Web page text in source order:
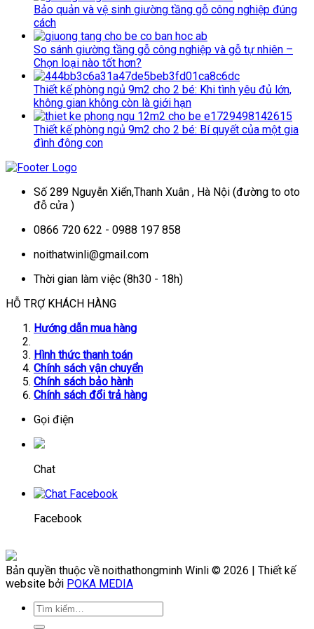
Bảo quản và vệ sinh giường tầng gỗ công nghiệp đúng
cách
So sánh giường tầng gỗ công nghiệp và gỗ tự nhiên –
Chọn loại nào tốt hơn?
Thiết kế phòng ngủ 9m2 cho 2 bé: Khi tình yêu đủ lớn,
không gian không còn là giới hạn
Thiết kế phòng ngủ 9m2 cho 2 bé: Bí quyết của một gia
đình đông con
Số 289 Nguyễn Xiển,Thanh Xuân , Hà Nội (đường to oto
đỗ cửa )
0866 720 622 - 0988 197 858
noithatwinli@gmail.com
Thời gian làm việc (8h30 - 18h)
HỖ TRỢ KHÁCH HÀNG
Hướng dẫn mua hàng
Hình thức thanh toán
Chính sách vận chuyển
Chính sách bảo hành
Chính sách đổi trả hàng
Gọi điện
Chat
Facebook
Bản quyền thuộc về noithathongminh Winli © 2026 | Thiết kế
website bởi POKA MEDIA